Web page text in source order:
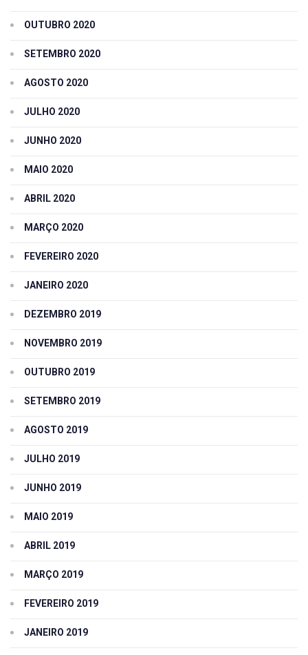
OUTUBRO 2020
SETEMBRO 2020
AGOSTO 2020
JULHO 2020
JUNHO 2020
MAIO 2020
ABRIL 2020
MARÇO 2020
FEVEREIRO 2020
JANEIRO 2020
DEZEMBRO 2019
NOVEMBRO 2019
OUTUBRO 2019
SETEMBRO 2019
AGOSTO 2019
JULHO 2019
JUNHO 2019
MAIO 2019
ABRIL 2019
MARÇO 2019
FEVEREIRO 2019
JANEIRO 2019